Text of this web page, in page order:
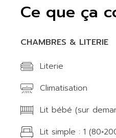
Ce que ça
CHAMBRES & LITERIE
Literie
Climatisation
Lit bébé (sur
Lit simple : 1